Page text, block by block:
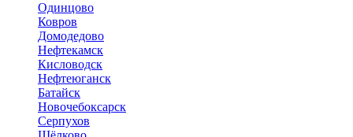
Одинцово
Ковров
Домодедово
Нефтекамск
Кисловодск
Нефтеюганск
Батайск
Новочебоксарск
Серпухов